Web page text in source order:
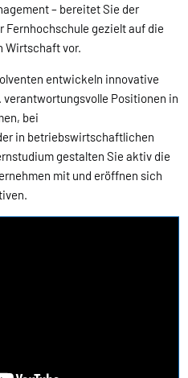
– bereitet Sie der
Fernhochschule gezielt auf die
Wirtschaft vor.
entwickeln innovative
verantwortungsvolle Positionen in
bei
in betriebswirtschaftlichen
gestalten Sie aktiv die
mit und eröffnen sich